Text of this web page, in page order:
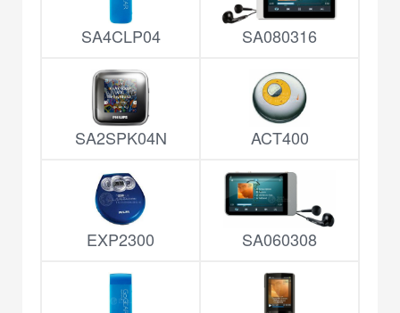
SA4CLP04 SA080316
SA2SPK04N ACT400
EXP2300 SA060308